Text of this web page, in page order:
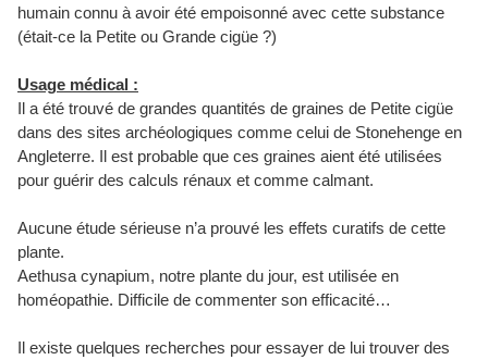
humain connu à avoir été empoisonné avec cette substance
(était-ce la Petite ou Grande cigüe ?)
Usage médical :
Il a été trouvé de grandes quantités de graines de Petite cigüe
dans des sites archéologiques comme celui de Stonehenge en
Angleterre. Il est probable que ces graines aient été utilisées
pour guérir des calculs rénaux et comme calmant.
Aucune étude sérieuse n’a prouvé les effets curatifs de cette
plante.
Aethusa cynapium, notre plante du jour, est utilisée en
homéopathie. Difficile de commenter son efficacité…
Il existe quelques recherches pour essayer de lui trouver des